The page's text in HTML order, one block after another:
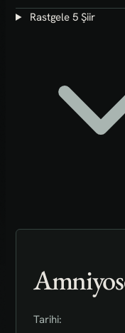
Rastgele 5 Şiir
Tarihi: